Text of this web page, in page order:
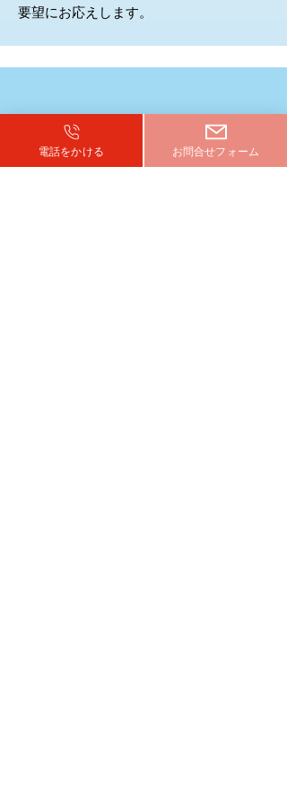
要望にお応えします。
電話をかける お問合せフォーム